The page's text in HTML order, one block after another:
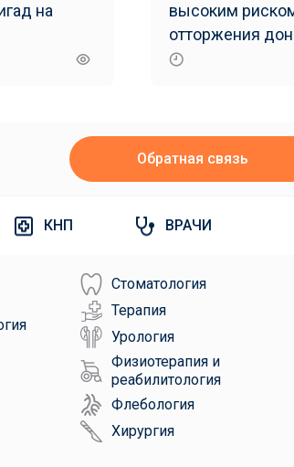
на
высоким
отторжения
органов
Обратная связь
КНП ВРАЧИ
Стоматология
Терапия
Урология
Физиотерапия и
реабилитология
Флебология
Хирургия